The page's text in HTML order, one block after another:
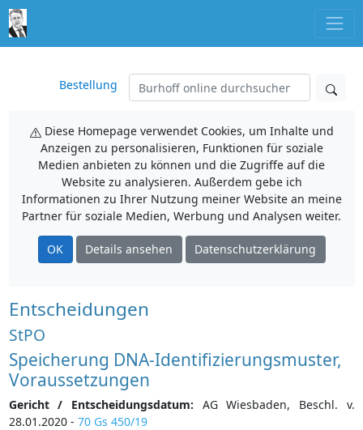
Bestellung
Diese Homepage verwendet Cookies, um Inhalte und
Anzeigen zu personalisieren, Funktionen für soziale
Medien anbieten zu können und die Zugriffe auf die
Website zu analysieren. Außerdem gebe ich
Informationen zu Ihrer Nutzung meiner Website an meine
Partner für soziale Medien, Werbung und Analysen weiter.
OK Details ansehen Datenschutzerklärung
Entscheidungen
StPO
Speicherung DNA-Identifizierungsmuster,
Voraussetzungen
Gericht / Entscheidungsdatum: AG Wiesbaden, Beschl. v.
28.01.2020 - 70 Gs 450/19